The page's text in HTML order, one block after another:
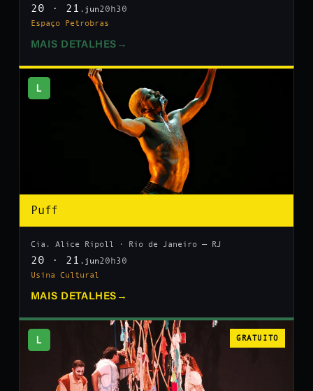
20 · 21 .jun20h30
Espaço Petrobras
MAIS DETALHES →
L
Puff
Cia. Alice Ripoll · Rio de Janeiro — RJ
20 · 21 .jun20h30
Usina Cultural
MAIS DETALHES →
L GRATUITO